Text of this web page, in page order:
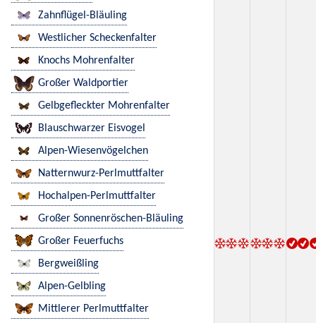
Zahnflügel-Bläuling
Westlicher Scheckenfalter
Knochs Mohrenfalter
Großer Waldportier
Gelbgefleckter Mohrenfalter
Blauschwarzer Eisvogel
Alpen-Wiesenvögelchen
Natternwurz-Perlmuttfalter
Hochalpen-Perlmuttfalter
Großer Sonnenröschen-Bläuling
Großer Feuerfuchs
Bergweißling
Alpen-Gelbling
Mittlerer Perlmuttfalter